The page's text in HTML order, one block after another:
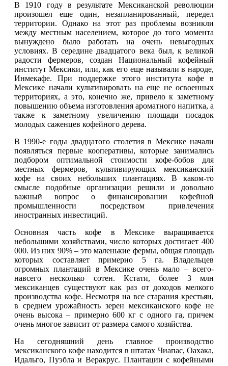
В 1910 году в результате Мексиканской революции
произошел еще один, незапланированный, передел
территории. Однако на этот раз проблемы возникли
между местным населением, которое до того момента
вынуждено было работать на очень невыгодных
условиях. В середине двадцатого века был, к великой
радости фермеров, создан Национальный кофейный
институт Мексики, или, как его еще называли в народе,
Инмекафе. При поддержке этого института кофе в
Мексике начали культивировать на еще не освоенных
территориях, а это, конечно же, привело к заметному
повышению объема изготовления ароматного напитка, а
также к заметному увеличению площади посадок
молодых саженцев кофейного дерева.
В 1990-е годы двадцатого столетия в Мексике начали
появляться первые кооперативы, которые занимались
подбором оптимальной стоимости кофе-бобов для
местных фермеров, культивирующих мексиканский
кофе на своих небольших плантациях. В каком-то
смысле подобные организации решили и довольно
важный вопрос о финансировании кофейной
промышленности посредством привлечения
иностранных инвестиций.
Основная часть кофе в Мексике выращивается
небольшими хозяйствами, число которых достигает 400
000. Из них 90% – это маленькие фермы, общая площадь
которых составляет примерно 5 га. Владельцев
огромных плантаций в Мексике очень мало – всего-
навсего несколько сотен. Кстати, более 3 млн
мексиканцев существуют как раз от доходов мелкого
производства кофе. Несмотря на все старания крестьян,
в среднем урожайность зерен мексиканского кофе не
очень высока – примерно 600 кг с одного га, причем
очень многое зависит от размера самого хозяйства.
На сегодняшний день главное производство
мексиканского кофе находится в штатах Чиапас, Оахака,
Идальго, Пуэбла и Веракрус. Плантации с кофейными